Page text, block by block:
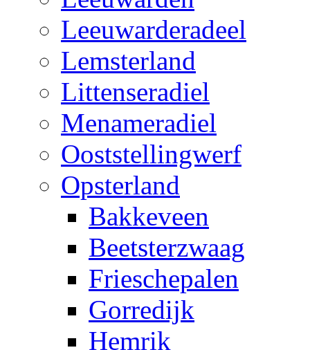
Leeuwarderadeel
Lemsterland
Littenseradiel
Menameradiel
Ooststellingwerf
Opsterland
Bakkeveen
Beetsterzwaag
Frieschepalen
Gorredijk
Hemrik